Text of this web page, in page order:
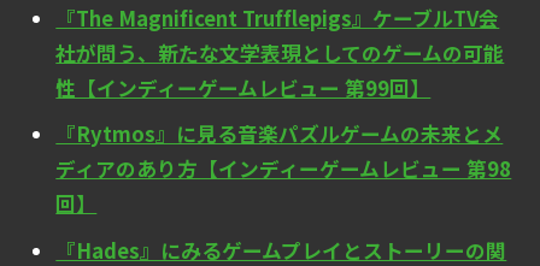
『The Magnificent Trufflepigs』ケーブルTV会
社が問う、新たな文学表現としてのゲームの可能
性【インディーゲームレビュー 第99回】
『Rytmos』に見る音楽パズルゲームの未来とメ
ディアのあり方【インディーゲームレビュー 第98
回】
『Hades』にみるゲームプレイとストーリーの関